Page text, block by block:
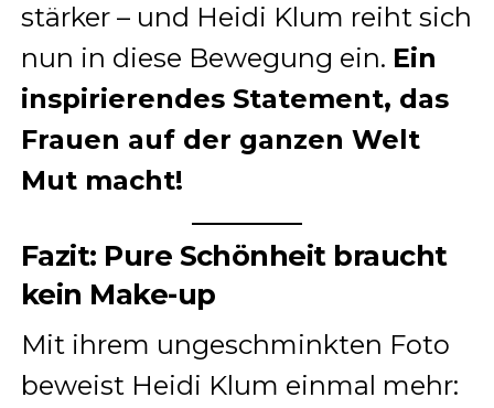
stärker – und Heidi Klum reiht sich
nun in diese Bewegung ein. Ein
inspirierendes Statement, das
Frauen auf der ganzen Welt
Mut macht!
Fazit: Pure Schönheit braucht
kein Make-up
Mit ihrem ungeschminkten Foto
beweist Heidi Klum einmal mehr: